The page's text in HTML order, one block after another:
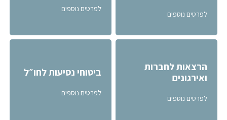
לפרטים נוספים
לפרטים נוספים
הרצאות לחברות
ואירגונים
לפרטים נוספים
ביטוחי נסיעות לחו״ל
לפרטים נוספים